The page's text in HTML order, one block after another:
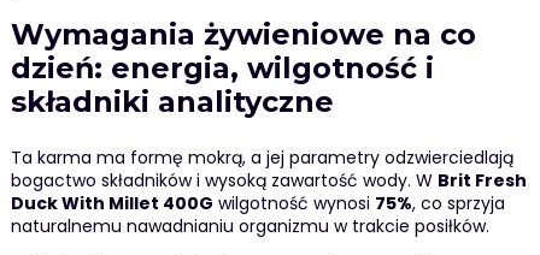
Wymagania żywieniowe na co
dzień: energia, wilgotność i
składniki analityczne
Ta karma ma formę mokrą, a jej parametry odzwierciedlają
bogactwo składników i wysoką zawartość wody. W Brit Fresh
Duck With Millet 400G wilgotność wynosi 75%, co sprzyja
naturalnemu nawadnianiu organizmu w trakcie posiłków.